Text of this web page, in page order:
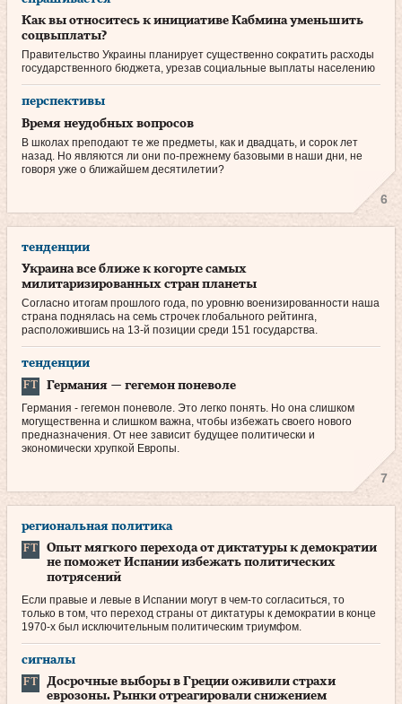
Как вы относитесь к инициативе Кабмина уменьшить
соцвыплаты?
Правительство Украины планирует существенно сократить расходы
государственного бюджета, урезав социальные выплаты населению
перспективы
Время неудобных вопросов
В школах преподают те же предметы, как и двадцать, и сорок лет
назад. Но являются ли они по‑прежнему базовыми в наши дни, не
говоря уже о ближайшем десятилетии?
6
тенденции
Украина все ближе к когорте самых
милитаризированных стран планеты
Согласно итогам прошлого года, по уровню военизированности наша
страна поднялась на семь строчек глобального рейтинга,
расположившись на 13‑й позиции среди 151 государства.
тенденции
Германия — гегемон поневоле
Германия - гегемон поневоле. Это легко понять. Но она слишком
могущественна и слишком важна, чтобы избежать своего нового
предназначения. От нее зависит будущее политически и
экономически хрупкой Европы.
7
региональная политика
Опыт мягкого перехода от диктатуры к демократии
не поможет Испании избежать политических
потрясений
Если правые и левые в Испании могут в чем‑то согласиться, то
только в том, что переход страны от диктатуры к демократии в конце
1970‑х был исключительным политическим триумфом.
сигналы
Досрочные выборы в Греции оживили страхи
еврозоны. Рынки отреагировали снижением